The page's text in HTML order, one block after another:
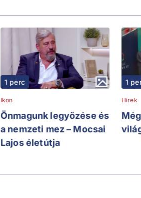
1 perc
Ikon
Önmagunk legyőzése és
a nemzeti mez – Mocsai
Lajos életútja
1
Hírek